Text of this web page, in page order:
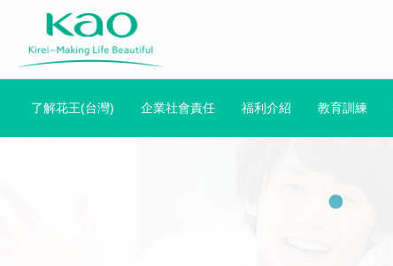
了解花王(台灣) 企業社會責任 福利介紹 教育訓練